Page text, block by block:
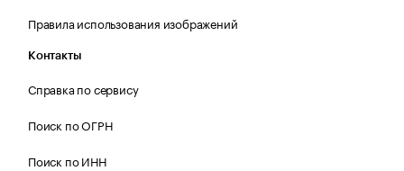
Правила использования изображений
Контакты
Справка по сервису
Поиск по ОГРН
Поиск по ИНН